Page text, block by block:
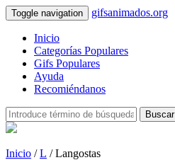
Toggle navigation gifsanimados.org
Inicio
Categorías Populares
Gifs Populares
Ayuda
Recomiéndanos
Buscar
Inicio /L / Langostas